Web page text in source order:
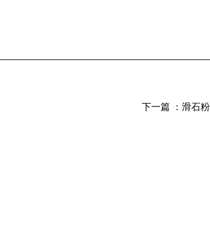
下一篇 ： 滑石粉